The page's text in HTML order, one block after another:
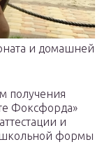
и домашней
получения
Фоксфорда»
и
школьной формы